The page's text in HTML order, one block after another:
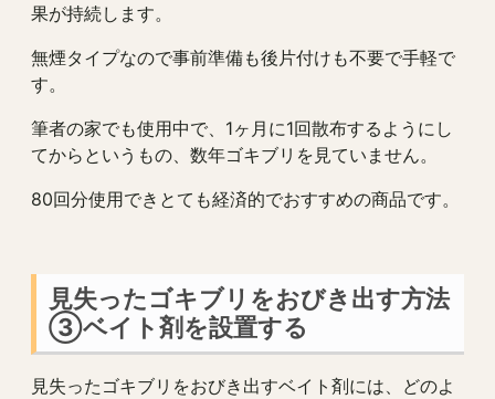
果が持続します。
無煙タイプなので事前準備も後片付けも不要で手軽で
す。
筆者の家でも使用中で、1ヶ月に1回散布するようにし
てからというもの、数年ゴキブリを見ていません。
80回分使用できとても経済的でおすすめの商品です。
見失ったゴキブリをおびき出す方法
③ベイト剤を設置する
見失ったゴキブリをおびき出すベイト剤には、どのよ